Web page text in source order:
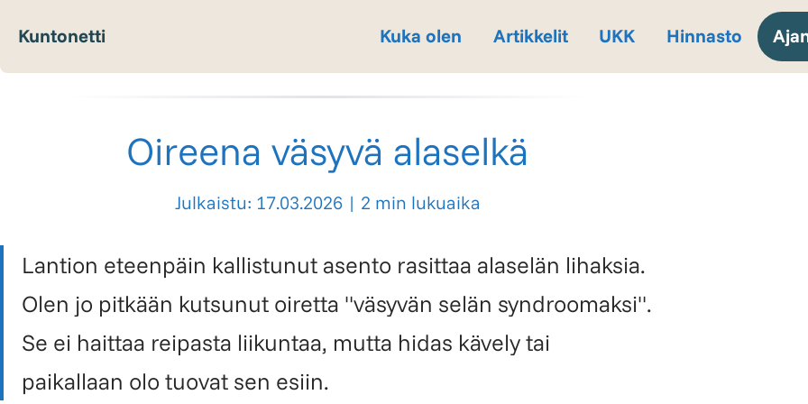
Kuntonetti Kuka olen Artikkelit UKK Hinnasto
Oireena väsyvä alaselkä
Julkaistu: 17.03.2026| 2 min lukuaika
Lantion eteenpäin kallistunut asento rasittaa alaselän lihaksia.
Olen jo pitkään kutsunut oiretta "väsyvän selän syndroomaksi".
Se ei haittaa reipasta liikuntaa, mutta hidas kävely tai
paikallaan olo tuovat sen esiin.